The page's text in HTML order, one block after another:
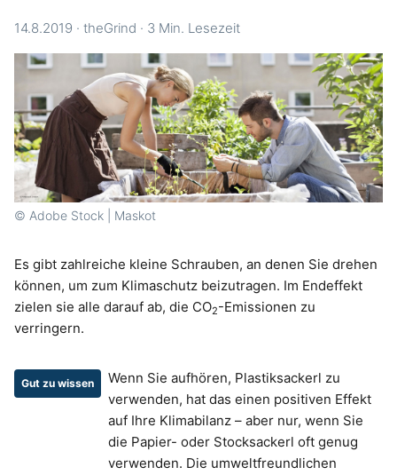
14.8.2019 · theGrind · 3 Min. Lesezeit
© Adobe Stock | Maskot
Es gibt zahlreiche kleine Schrauben, an denen Sie drehen
können, um zum Klimaschutz beizutragen. Im Endeffekt
zielen sie alle darauf ab, die CO2-Emissionen zu
verringern.
Gut zu wissen
Wenn Sie aufhören, Plastiksackerl zu
verwenden, hat das einen positiven Effekt
auf Ihre Klimabilanz – aber nur, wenn Sie
die Papier- oder Stocksackerl oft genug
verwenden. Die umweltfreundlichen